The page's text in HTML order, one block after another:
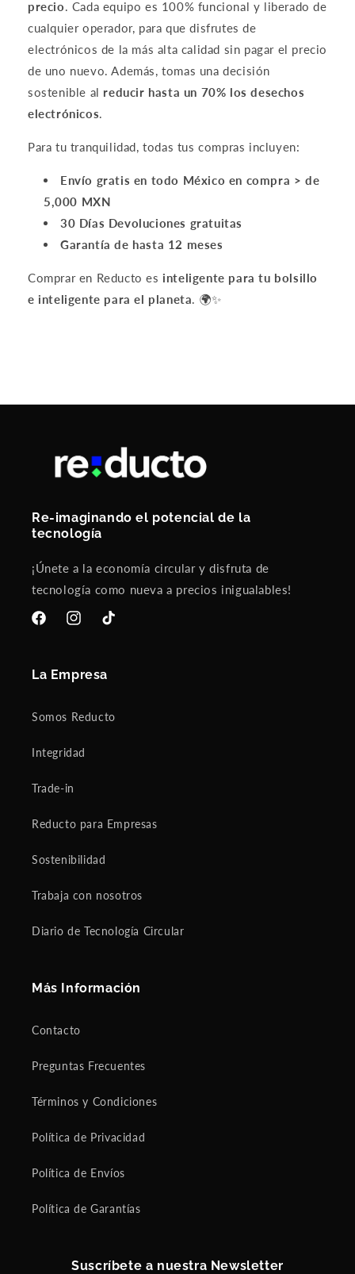
precio. Cada equipo es 100% funcional y liberado de
cualquier operador, para que disfrutes de
electrónicos de la más alta calidad sin pagar el precio
de uno nuevo. Además, tomas una decisión
sostenible al reducir hasta un 70% los desechos
electrónicos.
Para tu tranquilidad, todas tus compras incluyen:
Envío gratis en todo México en compra > de
5,000 MXN
30 Días Devoluciones gratuitas
Garantía de hasta 12 meses
Comprar en Reducto es inteligente para tu bolsillo
e inteligente para el planeta. 🌍✨
Re-imaginando el potencial de la
tecnología
¡Únete a la economía circular y disfruta de
tecnología como nueva a precios inigualables!
FacebookInstagramTikTok
La Empresa
Somos Reducto
Integridad
Trade-in
Reducto para Empresas
Sostenibilidad
Trabaja con nosotros
Diario de Tecnología Circular
Más Información
Contacto
Preguntas Frecuentes
Términos y Condiciones
Política de Privacidad
Política de Envíos
Política de Garantías
Suscríbete a nuestra Newsletter
1 Agrega tu producto al carrito y
elige
pagar con Meses sin Tarjeta.
2 En tu cuenta de Mercado Pago,elige
y confirma.
Paga mes a mescon saldo disponible,
débito u otros medios.
¿Tienes dudas? Consulta nuestra Ayuda.